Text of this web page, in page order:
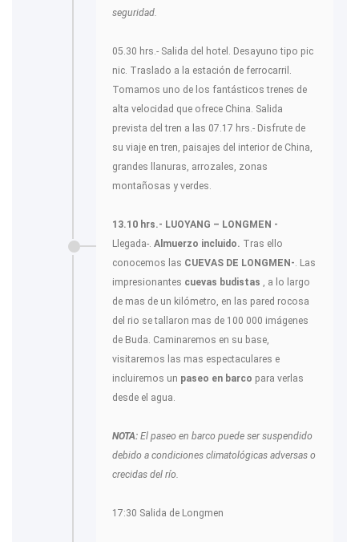
seguridad.
05.30 hrs.- Salida del hotel. Desayuno tipo pic
nic. Traslado a la estación de ferrocarril.
Tomamos uno de los fantásticos trenes de
alta velocidad que ofrece China. Salida
prevista del tren a las 07.17 hrs.- Disfrute de
su viaje en tren, paisajes del interior de China,
grandes llanuras, arrozales, zonas
montañosas y verdes.
13.10 hrs.- LUOYANG – LONGMEN -
Llegada-. Almuerzo incluido. Tras ello
conocemos las CUEVAS DE LONGMEN- . Las
impresionantes cuevas budistas
, a lo largo
de mas de un kilómetro, en las pared rocosa
del rio se tallaron mas de 100 000 imágenes
de Buda. Caminaremos en su base,
visitaremos las mas espectaculares e
incluiremos un paseo en barco para verlas
desde el agua.
NOTA: El paseo en barco puede ser suspendido
debido a condiciones climatológicas adversas o
crecidas del río.
17:30 Salida de Longmen